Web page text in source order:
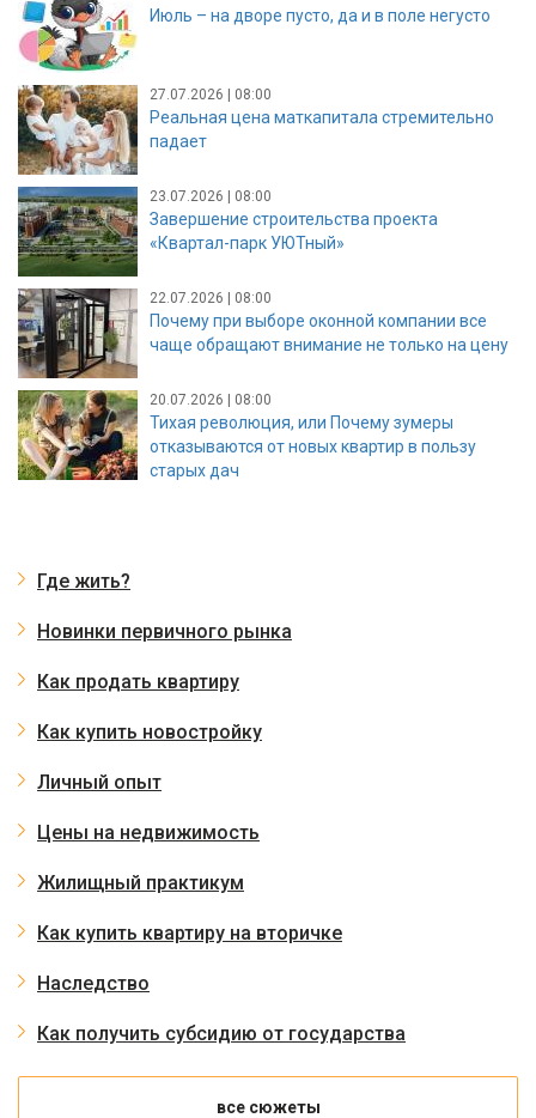
Июль – на дворе пусто, да и в поле негусто
27.07.2026 | 08:00
Реальная цена маткапитала стремительно
падает
23.07.2026 | 08:00
Завершение строительства проекта
«Квартал-парк УЮТный»
22.07.2026 | 08:00
Почему при выборе оконной компании все
чаще обращают внимание не только на цену
20.07.2026 | 08:00
Тихая революция, или Почему зумеры
отказываются от новых квартир в пользу
старых дач
Где жить?
Новинки первичного рынка
Как продать квартиру
Как купить новостройку
Личный опыт
Цены на недвижимость
Жилищный практикум
Как купить квартиру на вторичке
Наследство
Как получить субсидию от государства
все сюжеты